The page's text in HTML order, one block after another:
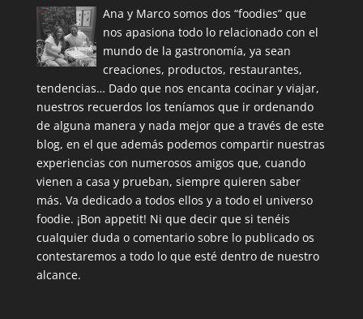
Ana y Marco somos dos “foodies” que
nos apasiona todo lo relacionado con el
mundo de la gastronomía, ya sean
creaciones, productos, restaurantes,
tendencias… Dado que nos encanta cocinar y viajar,
nuestros recuerdos los teníamos que ir ordenando
de alguna manera y nada mejor que a través de este
blog, en el que además podemos compartir nuestras
experiencias con numerosos amigos que, cuando
vienen a casa y prueban, siempre quieren saber
más. Va dedicado a todos ellos y a todo el universo
foodie. ¡Bon appetit! Ni que decir que si tenéis
cualquier duda o comentario sobre lo publicado os
contestaremos a todo lo que esté dentro de nuestro
alcance.